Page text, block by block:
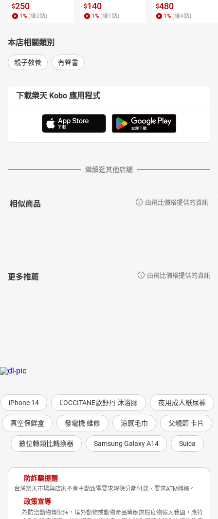
【有聲書】
$250
1 % (賺2點)
書】
$140
1 % (賺1 點)
典新編版）【電子
書】
$480
1 % (賺4點)
本店相關類別
親子教養 有聲書
下載樂天 Kobo 應用程式
繼續逛其他店舖
相似商品 由飛比價格提供的資訊
更多推薦 由飛比價格提供的資訊
iPhone 14 L'OCCITANE歐舒丹 沐浴膠 夜用成人紙尿褲
真空保鮮盒 發電機 維修 涼感毛巾 父親節 卡片
數位轉類比轉換器 Samsung Galaxy A14 Suica
防詐騙提醒
台灣樂天市場與店家不會主動致電要求解除分期付款、要求ATM轉帳。
政策宣導
為防治動物傳染病，境外動物或動物產品等應施檢疫物輸入我國，應符